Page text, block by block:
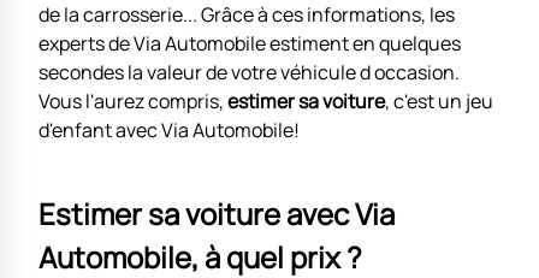
de la carrosserie... Grâce à ces informations, les
experts de Via Automobile estiment en quelques
secondes la valeur de votre véhicule d occasion.
Vous l'aurez compris,estimer sa voiture, c'est un jeu
d'enfant avec Via Automobile!
Estimer sa voiture avec Via
Automobile, à quel prix ?